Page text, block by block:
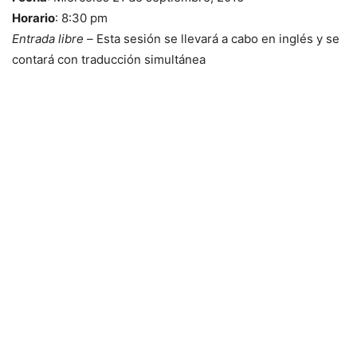
Horario: 8:30 pm
Entrada libre – Esta sesión se llevará a cabo en inglés y se
contará con traducción simultánea